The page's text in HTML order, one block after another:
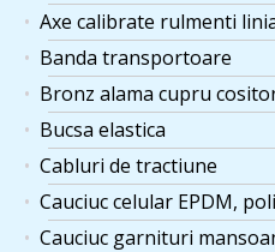
Axe calibrate rulmenti
Banda transportoare
Bronz alama cupru
Bucsa elastica
Cabluri de tractiune
Cauciuc celular EPDM,
Cauciuc garnituri